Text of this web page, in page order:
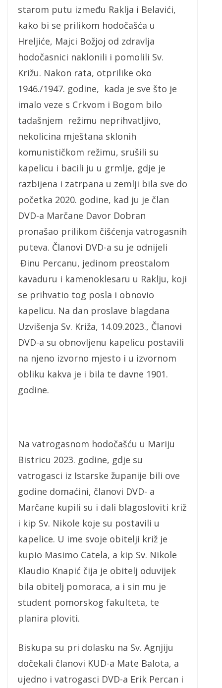
starom putu između Raklja i Belavići,
kako bi se prilikom hodočašća u
Hreljiće, Majci Božjoj od zdravlja
hodočasnici naklonili i pomolili Sv.
Križu. Nakon rata, otprilike oko
1946./1947. godine, kada je sve što je
imalo veze s Crkvom i Bogom bilo
tadašnjem režimu neprihvatljivo,
nekolicina mještana sklonih
komunističkom režimu, srušili su
kapelicu i bacili ju u grmlje, gdje je
razbijena i zatrpana u zemlji bila sve do
početka 2020. godine, kad ju je član
DVD-a Marčane Davor Dobran
pronašao prilikom čišćenja vatrogasnih
puteva. Članovi DVD-a su je odnijeli
Đinu Percanu, jedinom preostalom
kavaduru i kamenoklesaru u Raklju, koji
se prihvatio tog posla i obnovio
kapelicu. Na dan proslave blagdana
Uzvišenja Sv. Križa, 14.09.2023., Članovi
DVD-a su obnovljenu kapelicu postavili
na njeno izvorno mjesto i u izvornom
obliku kakva je i bila te davne 1901.
godine.
Na vatrogasnom hodočašću u Mariju
Bistricu 2023. godine, gdje su
vatrogasci iz Istarske županije bili ove
godine domaćini, članovi DVD- a
Marčane kupili su i dali blagosloviti križ
i kip Sv. Nikole koje su postavili u
kapelice. U ime svoje obitelji križ je
kupio Masimo Catela, a kip Sv. Nikole
Klaudio Knapić čija je obitelj oduvijek
bila obitelj pomoraca, a i sin mu je
student pomorskog fakulteta, te
planira ploviti.
Biskupa su pri dolasku na Sv. Agnjiju
dočekali članovi KUD-a Mate Balota, a
ujedno i vatrogasci DVD-a Erik Percan i